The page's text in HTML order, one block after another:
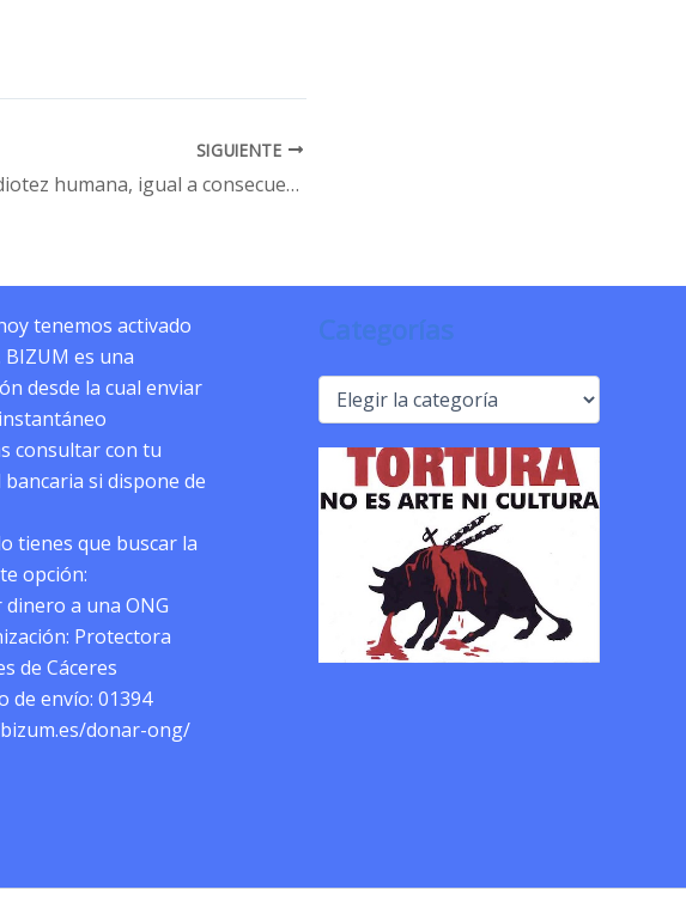
SIGUIENTE
Idiotez humana, igual a consecuencias para el resto de especies
tenemos activado
BIZUM es una
desde la cual enviar
consultar con tu
si dispone de
tienes que buscar la
opción:
dinero a una ONG
Protectora
de Cáceres
de envío: 01394
donar-ong/
Categorías
Categorías